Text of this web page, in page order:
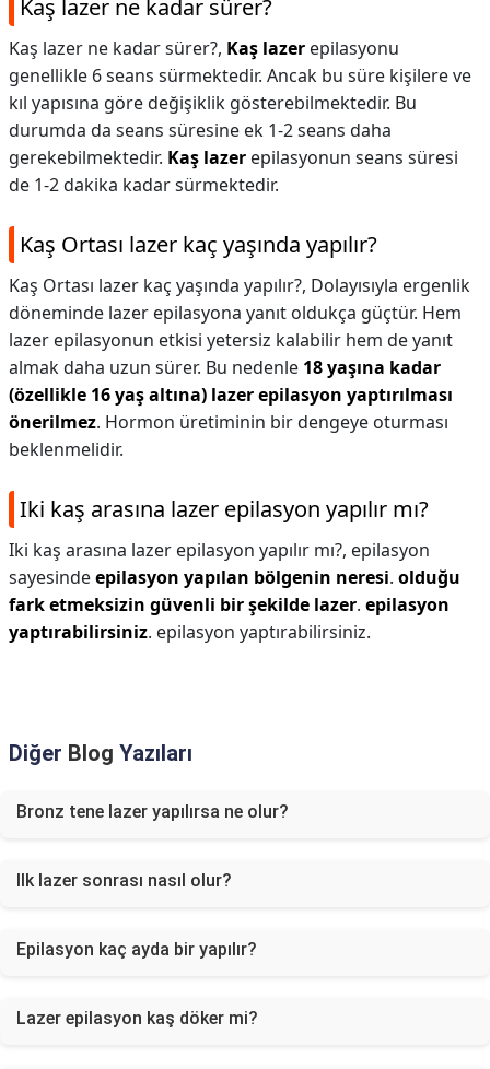
Kaş lazer ne kadar sürer?
Kaş lazer ne kadar sürer?, Kaş lazer epilasyonu
genellikle 6 seans sürmektedir. Ancak bu süre kişilere ve
kıl yapısına göre değişiklik gösterebilmektedir. Bu
durumda da seans süresine ek 1-2 seans daha
gerekebilmektedir. Kaş lazer epilasyonun seans süresi
de 1-2 dakika kadar sürmektedir.
Kaş Ortası lazer kaç yaşında yapılır?
Kaş Ortası lazer kaç yaşında yapılır?, Dolayısıyla ergenlik
döneminde lazer epilasyona yanıt oldukça güçtür. Hem
lazer epilasyonun etkisi yetersiz kalabilir hem de yanıt
almak daha uzun sürer. Bu nedenle 18 yaşına kadar
(özellikle 16 yaş altına) lazer epilasyon yaptırılması
önerilmez. Hormon üretiminin bir dengeye oturması
beklenmelidir.
Iki kaş arasına lazer epilasyon yapılır mı?
Iki kaş arasına lazer epilasyon yapılır mı?, epilasyon
sayesindeepilasyon yapılan bölgenin neresi. olduğu
fark etmeksizin güvenli bir şekilde lazer. epilasyon
yaptırabilirsiniz. epilasyon yaptırabilirsiniz.
Diğer Blog Yazıları
Bronz tene lazer yapılırsa ne olur?
Ilk lazer sonrası nasıl olur?
Epilasyon kaç ayda bir yapılır?
Lazer epilasyon kaş döker mi?